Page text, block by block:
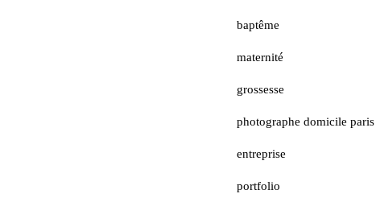
baptême
maternité
grossesse
photographe domicile
entreprise
portfolio